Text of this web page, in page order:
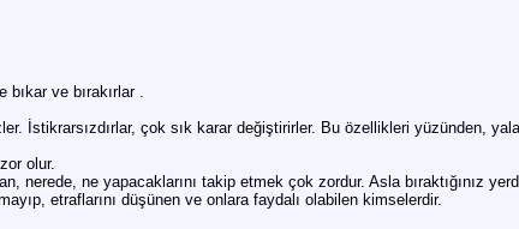
ve bırakırlar .
İstikrarsızdırlar, çok sık karar değiştirirler. Bu özellikleri yüzünden,
olur.
ne yapacaklarını takip etmek çok zordur. Asla bıraktığınız
etraflarını düşünen ve onlara faydalı olabilen kimselerdir.